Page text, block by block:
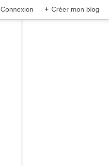
Connexion + Créer mon blog